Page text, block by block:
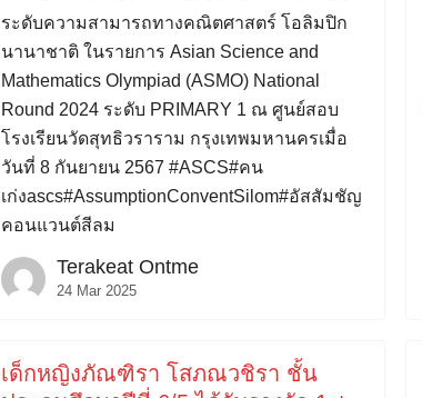
ระดับความสามารถทางคณิตศาสตร์ โอลิมปิก
นานาชาติ ในรายการ Asian Science and
Mathematics Olympiad (ASMO) National
Round 2024 ระดับ PRIMARY 1 ณ ศูนย์สอบ
โรงเรียนวัดสุทธิวราราม กรุงเทพมหานครเมื่อ
วันที่ 8 กันยายน 2567 #ASCS#คน
เก่งascs#AssumptionConventSilom#อัสสัมชัญ
คอนแวนต์สีลม
Terakeat Ontme
24 Mar 2025
เด็กหญิงภัณฑิรา โสภณวชิรา ชั้น